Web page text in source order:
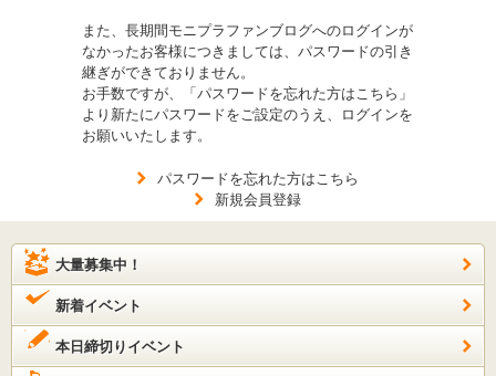
また、長期間モニプラファンブログへのログインが
なかったお客様につきましては、パスワードの引き
継ぎができておりません。
お手数ですが、「パスワードを忘れた方はこちら」
より新たにパスワードをご設定のうえ、ログインを
お願いいたします。
パスワードを忘れた方はこちら
新規会員登録
大量募集中！
新着イベント
本日締切りイベント